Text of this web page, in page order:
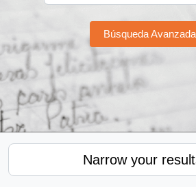
Búsqueda
Narrow your